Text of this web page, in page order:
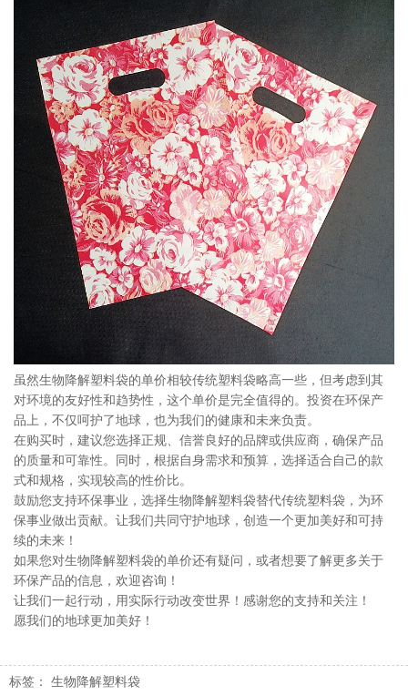
虽然生物降解塑料袋的单价相较传统塑料袋略高一些，但考虑到其
对环境的友好性和趋势性，这个单价是完全值得的。投资在环保产
品上，不仅呵护了地球，也为我们的健康和未来负责。
在购买时，建议您选择正规、信誉良好的品牌或供应商，确保产品
的质量和可靠性。同时，根据自身需求和预算，选择适合自己的款
式和规格，实现较高的性价比。
鼓励您支持环保事业，选择生物降解塑料袋替代传统塑料袋，为环
保事业做出贡献。让我们共同守护地球，创造一个更加美好和可持
续的未来！
如果您对生物降解塑料袋的单价还有疑问，或者想要了解更多关于
环保产品的信息，欢迎咨询！
让我们一起行动，用实际行动改变世界！感谢您的支持和关注！
愿我们的地球更加美好！
标签： 生物降解塑料袋